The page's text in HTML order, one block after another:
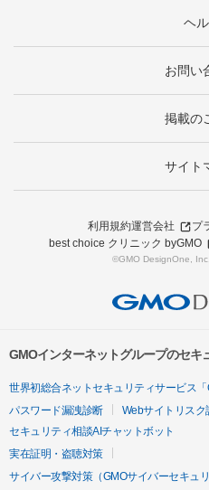
ヘ
お問い
掲載の
サイト
利用規約運営会社
プ
best choice クリニック byGMO
©GMO DesignOne,
GMOインターネットグループのセキ
世界初総合ネットセキュリティサービス「
パスワード漏洩診断
Webサイトリスク
セキュリティ相談AIチャットボット
実在証明・盗聴対策
サイバー攻撃対策（GMOサイバーセキュ